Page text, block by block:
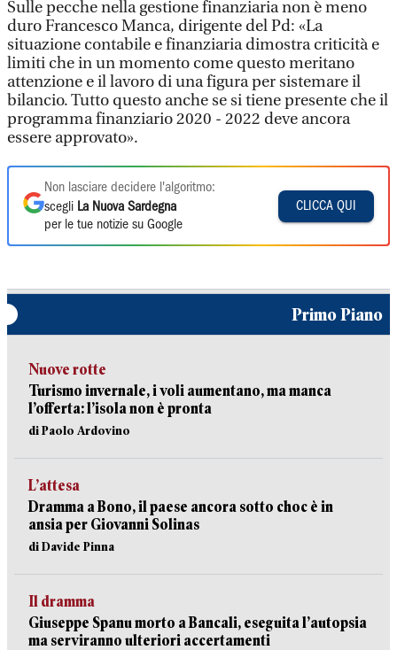
Sulle pecche nella gestione finanziaria non è meno
duro Francesco Manca, dirigente del Pd: «La
situazione contabile e finanziaria dimostra criticità e
limiti che in un momento come questo meritano
attenzione e il lavoro di una figura per sistemare il
bilancio. Tutto questo anche se si tiene presente che il
programma finanziario 2020 - 2022 deve ancora
essere approvato».
Non lasciare decidere l'algoritmo:
scegli La Nuova Sardegna
per le tue notizie su Google
CLICCA QUI
Primo Piano
Nuove rotte
Turismo invernale, i voli aumentano, ma manca
l’offerta: l’isola non è pronta
di Paolo Ardovino
L’attesa
Dramma a Bono, il paese ancora sotto choc è in
ansia per Giovanni Solinas
di Davide Pinna
Il dramma
Giuseppe Spanu morto a Bancali, eseguita l’autopsia
ma serviranno ulteriori accertamenti